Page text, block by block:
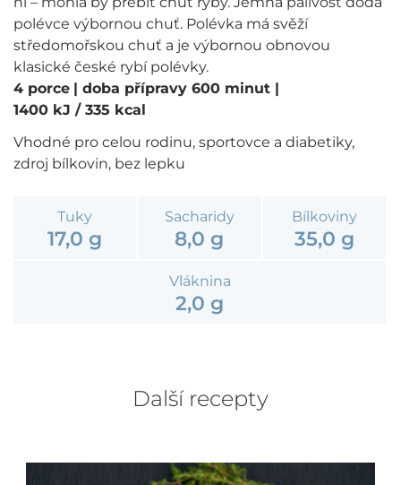
polévce výbornou chuť. Polévka má svěží
středomořskou chuť a je výbornou obnovou
klasické české rybí polévky.
4 porce | doba přípravy 600 minut |
1400 kJ / 335 kcal
Vhodné pro celou rodinu, sportovce a diabetiky,
zdroj bílkovin, bez lepku
Tuky
17,0 g
Sacharidy
8,0 g
Bílkoviny
35,0 g
Vláknina
2,0 g
Další recepty